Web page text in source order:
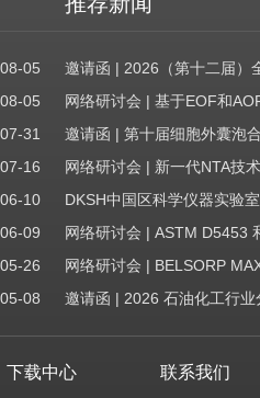
05
05
31
16
10
09
26
08
下载中心 联系我们